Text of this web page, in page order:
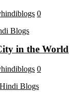
0
in the World
0